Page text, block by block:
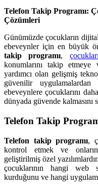
Telefon Takip Programı:
Çözümleri
Günümüzde çocukların
ebeveynler için en büyük
takip programı,
konumlarını takip etmeye
yardımcı olan gelişmiş
güvenilir
ebeveynlere çocuklarını
dünyada güvende kalmasını
Telefon Takip
Telefon takip programı,
kontrol etmek ve
geliştirilmiş özel
çocuklarının hangi web
kurduğunu ve hangi